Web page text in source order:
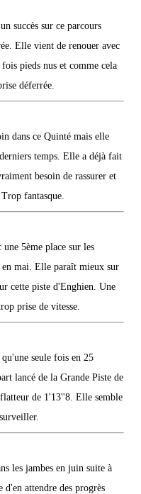
succès sur ce parcours
Elle vient de renouer avec
pieds nus et comme cela
déferrée.
dans ce Quinté mais elle
temps. Elle a déjà fait
besoin de rassurer et
fantasque.
5ème place sur les
en mai. Elle paraît mieux sur
cette piste d'Enghien. Une
prise de vitesse.
seule fois en 25
lancé de la Grande Piste de
de 1'13''8. Elle semble
les jambes en juin suite à
attendre des progrès